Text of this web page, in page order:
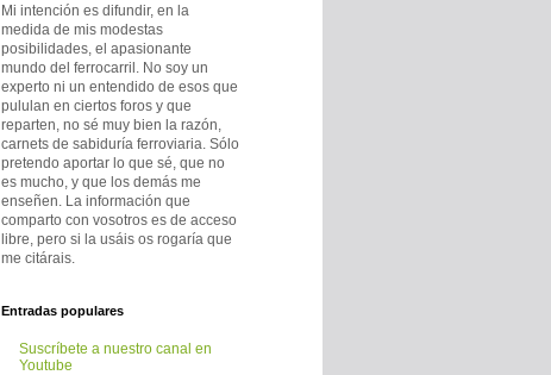
Mi intención es difundir, en la
medida de mis modestas
posibilidades, el apasionante
mundo del ferrocarril. No soy un
experto ni un entendido de esos que
pululan en ciertos foros y que
reparten, no sé muy bien la razón,
carnets de sabiduría ferroviaria. Sólo
pretendo aportar lo que sé, que no
es mucho, y que los demás me
enseñen. La información que
comparto con vosotros es de acceso
libre, pero si la usáis os rogaría que
me citárais.
Entradas populares
Suscríbete a nuestro canal en
Youtube